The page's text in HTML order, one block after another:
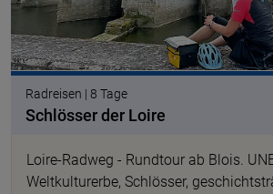
Radreisen | 8 Tage
Schlösser der Loire
Loire-Radweg - Rundtour ab Blois.
Weltkulturerbe, Schlösser,